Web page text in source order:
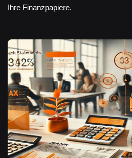
Ihre Finanzpapiere.